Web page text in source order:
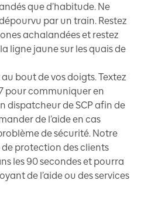
que d’habitude. Ne
par un train. Restez
achalandées et restez
ligne jaune sur les quais de
bout de vos doigts. Textez
pour communiquer en
dispatcheur de SCP afin de
de l’aide en cas
de sécurité. Notre
protection des clients
les 90 secondes et pourra
de l’aide ou des services